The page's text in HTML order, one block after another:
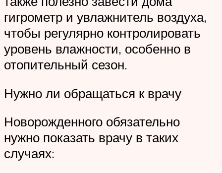
гигрометр и увлажнитель воздуха,
чтобы регулярно контролировать
уровень влажности, особенно в
отопительный сезон.
Нужно ли обращаться к врачу
Новорожденного обязательно
нужно показать врачу в таких
случаях: